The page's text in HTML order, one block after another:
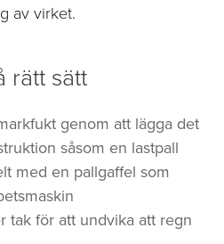
av virket.
rätt sätt
genom att lägga det
såsom en lastpall
med en pallgaffel som
tak för att undvika att regn